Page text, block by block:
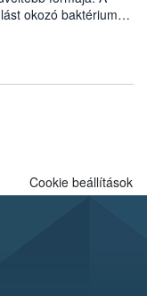
okozó baktériumok
sütögetés
szól: legalább
hőkezelés, valamint a
összegyűjtötte a
Cookie beállítások